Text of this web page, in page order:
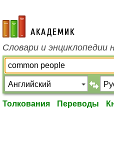
academic.ru
Словари и энциклопедии
Толкования Переводы